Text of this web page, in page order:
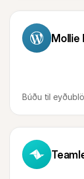
Mollie
Búðu til